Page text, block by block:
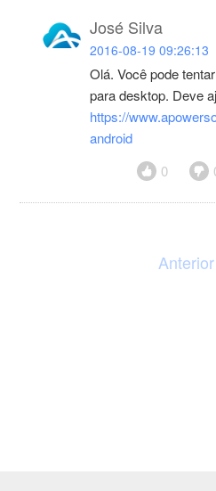
José Silva
2016-08-19 09:26:13
Olá. Você pode
para desktop. Deve
https://
android
0
Anterior